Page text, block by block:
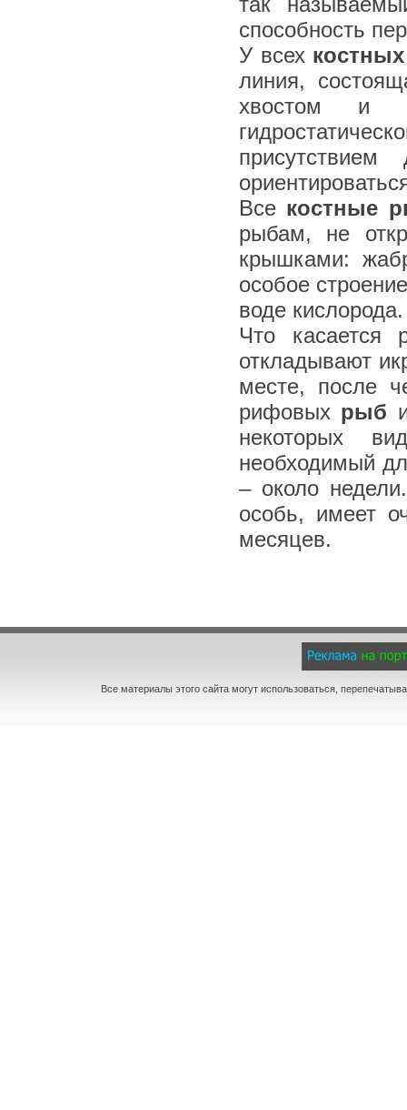
способность
У всех
линия,
хвостом и
Все костные
рыбам, не
крышками:
особое
воде кислорода.
Что касается
откладывают
месте, после
рифовых рыб
некоторых
необходимый
– около
особь, имеет
месяцев.
Все материалы этого сайта могут использоваться,